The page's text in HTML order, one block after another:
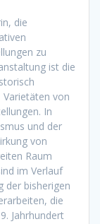
die
zu
ist die
von
In
und der
von
Raum
im Verlauf
der bisherigen
die
Jahrhundert